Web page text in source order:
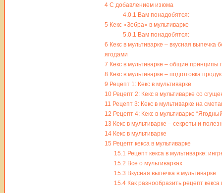
4 С добавлением изюма
4.0.1 Вам понадобятся:
5 Кекс «Зебра» в мультиварке
5.0.1 Вам понадобятся:
6 Кекс в мультиварке – вкусная выпечка
ягодами
7 Кекс в мультиварке – общие принципы
8 Кекс в мультиварке – подготовка
9 Рецепт 1: Кекс в мультиварке
10 Рецепт 2: Кекс в мультиварке со
11 Рецепт 3: Кекс в мультиварке на
12 Рецепт 4: Кекс в мультиварке
13 Кекс в мультиварке – секреты и
14 Кекс в мультиварке
15 Рецепт кекса в мультиварке
15.1 Рецепт кекса в мультиварке:
15.2 Все о мультиварках
15.3 Вкусная выпечка в мультиварке
15.4Как разнообразить рецепт кекса